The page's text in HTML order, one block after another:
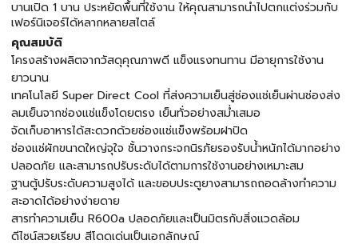
บานเปิด 1 บาน ประหยัดพื้นที่ใช้งาน ให้คุณสามารถนำไปตกแต่งร่วมกับ
เฟอร์นิเจอร์ได้หลากหลายสไตล์
คุณสมบัติ
โครงสร้างผลิตจากวัสดุคุณภาพดี แข็งแรงทนทาน มีอายุการใช้งาน
ยาวนาน
เทคโนโลยี Super Direct Cool ที่ส่งความเย็นสู่ช่องแช่เย็นผ่านช่องส่ง
ลมเย็นจากช่องแช่แข็งโดยตรง เย็นทั่วอย่างสม่ำเสมอ
จัดเก็บอาหารได้สะดวกด้วยช่องแช่แข็งพร้อมฝาปิด
ช่องแช่ผักขนาดใหญ่จุใจ ชั้นวางกระจกนิรภัยรองรับน้ำหนักได้มากอย่าง
ปลอดภัย และสามารถปรับระดับได้ตามการใช้งานอย่างเหมาะสม
ฐานตู้ปรับระดับความสูงได้ และขอบประตูยางสามารถถอดล้างทำความ
สะอาดได้อย่างง่ายดาย
สารทำความเย็น R600a ปลอดภัยและเป็นมิตรกับสิ่งแวดล้อม
ดีไซน์สวยเรียบ สีโดดเด่นเป็นเอกลักษณ์